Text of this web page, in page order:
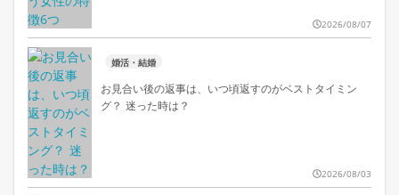
2026/08/07
婚活・結婚
お見合い後の返事は、いつ頃返すのがベストタイミン
グ？ 迷った時は？
2026/08/03